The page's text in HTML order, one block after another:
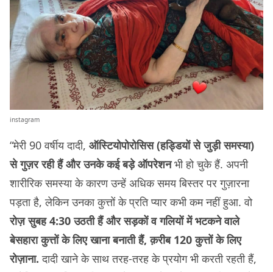
instagram
“मेरी 90 वर्षीय दादी, ऑस्टियोपोरोसिस (हड्डियों से जुड़ी समस्या)
से गुज़र रही हैं और उनके कई बड़े ऑपरेशनभी हो चुके हैं. अपनी
शारीरिक समस्या के कारण उन्हें अधिक समय बिस्तर पर गुज़ारना
पड़ता है, लेकिन उनका कुत्तों के प्रति प्यार कभी कम नहीं हुआ. वो
रोज़ सुबह 4:30 उठती हैं और सड़कों व गलियों में भटकने वाले
बेसहारा कुत्तों के लिए खाना बनाती हैं, क़रीब 120 कुत्तों के लिए
रोज़ाना.दादी खाने के साथ तरह-तरह के प्रयोग भी करती रहती हैं,